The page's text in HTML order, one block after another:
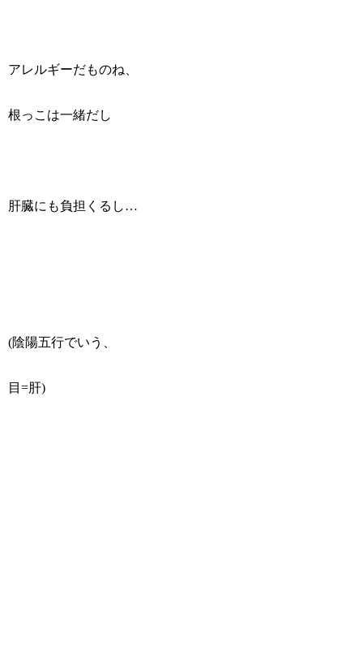
アレルギーだものね、
根っこは一緒だし
肝臓にも負担くるし…
(陰陽五行でいう、
目=肝)